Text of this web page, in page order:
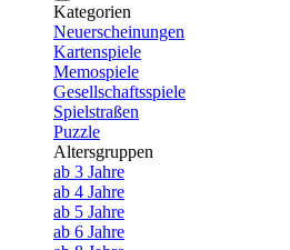
Kategorien
Neuerscheinungen
Kartenspiele
Memospiele
Gesellschaftsspiele
Spielstraßen
Puzzle
Altersgruppen
ab 3 Jahre
ab 4 Jahre
ab 5 Jahre
ab 6 Jahre